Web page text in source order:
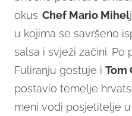
okus. Chef Mario Mihel
u kojima se savršeno
salsa i svježi začini. Po
Fuliranju gostuje i Tom
postavio temelje
meni vodi posjetitelje